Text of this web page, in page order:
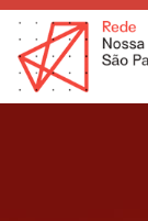
Ir
para
conteúdo